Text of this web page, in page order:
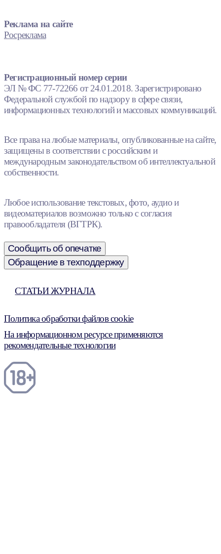
Реклама на сайте
Росреклама
Регистрационный номер серии
ЭЛ № ФС 77-72266 от 24.01.2018. Зарегистрировано
Федеральной службой по надзору в сфере связи,
информационных технологий и массовых коммуникаций.
Все права на любые материалы, опубликованные на сайте,
защищены в соответствии с российским и
международным законодательством об интеллектуальной
собственности.
Любое использование текстовых, фото, аудио и
видеоматериалов возможно только с согласия
правообладателя (ВГТРК).
Сообщить об опечатке
Обращение в техподдержку
СТАТЬИ ЖУРНАЛА
Политика обработки файлов cookie
На информационном ресурсе применяются
рекомендательные технологии